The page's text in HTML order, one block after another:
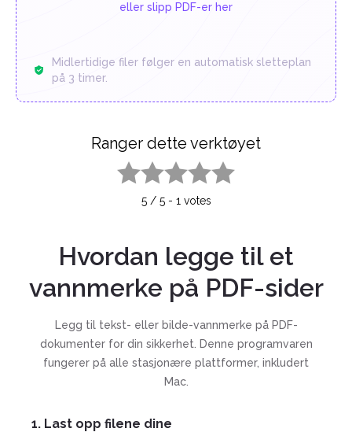
eller slipp PDF-er her
Midlertidige filer følger en automatisk sletteplan
på 3 timer.
Ranger dette verktøyet
5/ 5- 1 votes
Hvordan legge til et
vannmerke på PDF-sider
Legg til tekst- eller bilde-vannmerke på PDF-
dokumenter for din sikkerhet. Denne programvaren
fungerer på alle stasjonære plattformer, inkludert
Mac.
1. Last opp filene dine